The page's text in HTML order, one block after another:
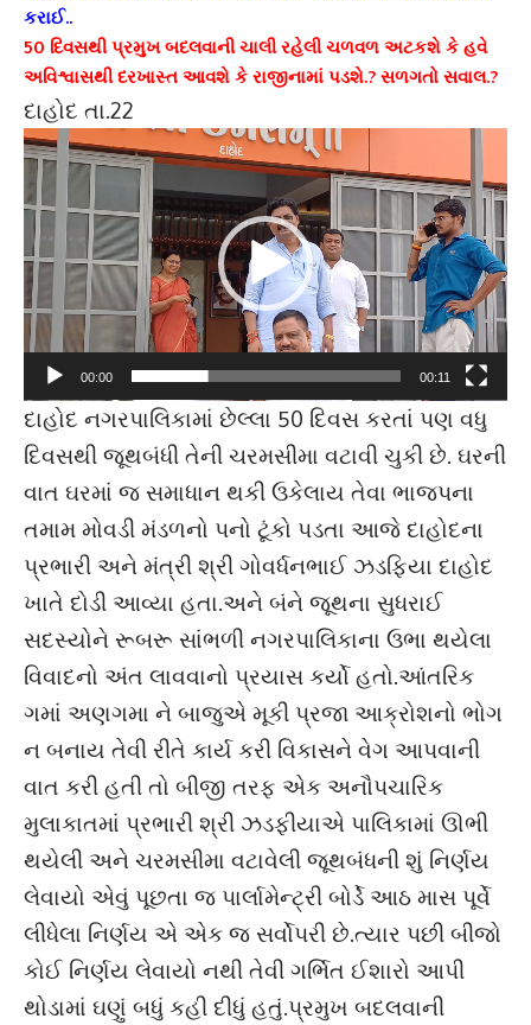
કરાઈ..
50 દિવસથી પ્રમુખ બદલવાની ચાલી રહેલી ચળવળ અટકશે કે હવે
અવિશ્વાસથી દરખાસ્ત આવશે કે રાજીનામાં પડશે.? સળગતો સવાલ.?
દાહોદ તા.22
Video
Player
00:00 00:11
દાહોદ નગરપાલિકામાં છેલ્લા 50 દિવસ કરતાં પણ વધુ
દિવસથી જૂથબંધી તેની ચરમસીમા વટાવી ચુકી છે. ઘરની
વાત ઘરમાં જ સમાધાન થકી ઉકેલાય તેવા ભાજપના
તમામ મોવડી મંડળનો પનો ટૂંકો પડતા આજે દાહોદના
પ્રભારી અને મંત્રી શ્રી ગોવર્ધનભાઈ ઝડફિયા દાહોદ
ખાતે દોડી આવ્યા હતા.અને બંને જૂથના સુધરાઈ
સદસ્યોને રૂબરૂ સાંભળી નગરપાલિકાના ઉભા થયેલા
વિવાદનો અંત લાવવાનો પ્રયાસ કર્યો હતો.આંતરિક
ગમાં અણગમા ને બાજુએ મૂકી પ્રજા આક્રોશનો ભોગ
ન બનાય તેવી રીતે કાર્ય કરી વિકાસને વેગ આપવાની
વાત કરી હતી તો બીજી તરફ એક અનૌપચારિક
મુલાકાતમાં પ્રભારી શ્રી ઝડફીયાએ પાલિકામાં ઊભી
થયેલી અને ચરમસીમા વટાવેલી જૂથબંધની શું નિર્ણય
લેવાયો એવું પૂછતા જ પાર્લામેન્ટ્રી બોર્ડે આઠ માસ પૂર્વે
લીધેલા નિર્ણય એ એક જ સર્વોપરી છે.ત્યાર પછી બીજો
કોઈ નિર્ણય લેવાયો નથી તેવી ગર્ભિત ઈશારો આપી
થોડામાં ઘણું બધું કહી દીધું હતું.પ્રમુખ બદલવાની